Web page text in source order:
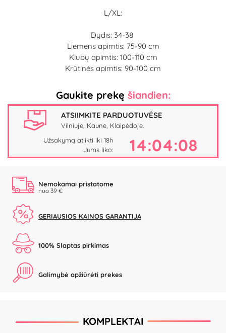
L/XL:
Dydis: 34-38
Liemens apimtis: 75-90 cm
Klubų apimtis: 100-110 cm
Krūtinės apimtis: 90-100 cm
Gaukite prekę šiandien:
ATSIIMKITE PARDUOTUVĖSE
Vilniuje, Kaune, Klaipėdoje.
Užsakymą atlikti iki 18h
Jums liko:
14:04:07
Nemokamai pristatome
nuo 39 €
GERIAUSIOS KAINOS GARANTIJA
100% Slaptas pirkimas
Galimybė apžiūrėti prekes
KOMPLEKTAI